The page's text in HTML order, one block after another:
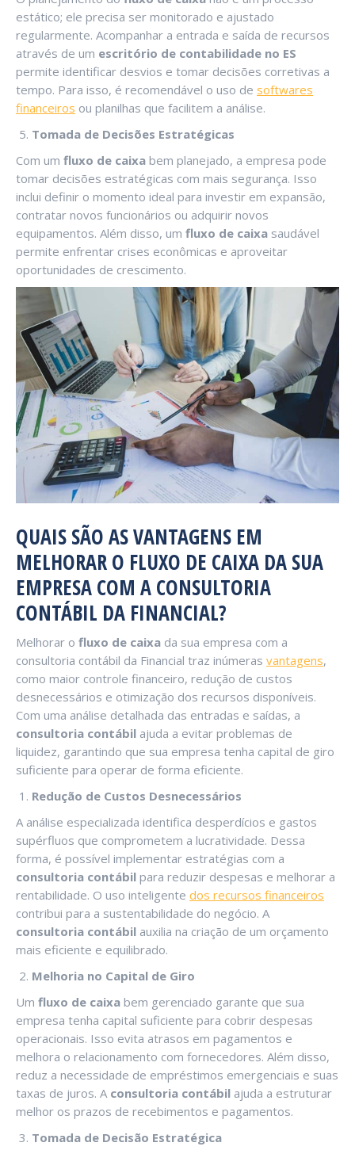
estático; ele precisa ser monitorado e ajustado
regularmente. Acompanhar a entrada e saída de recursos
através de um escritório de contabilidade no ES
permite identificar desvios e tomar decisões corretivas a
tempo. Para isso, é recomendável o uso de softwares
financeiros ou planilhas que facilitem a análise.
Tomada de Decisões Estratégicas
Com um fluxo de caixa bem planejado, a empresa pode
tomar decisões estratégicas com mais segurança. Isso
inclui definir o momento ideal para investir em expansão,
contratar novos funcionários ou adquirir novos
equipamentos. Além disso, um fluxo de caixa saudável
permite enfrentar crises econômicas e aproveitar
oportunidades de crescimento.
QUAIS SÃO AS VANTAGENS EM
MELHORAR O FLUXO DE CAIXA DA SUA
EMPRESA COM A CONSULTORIA
CONTÁBIL DA FINANCIAL?
Melhorar o fluxo de caixa da sua empresa com a
consultoria contábil da Financial traz inúmeras vantagens,
como maior controle financeiro, redução de custos
desnecessários e otimização dos recursos disponíveis.
Com uma análise detalhada das entradas e saídas, a
consultoria contábil ajuda a evitar problemas de
liquidez, garantindo que sua empresa tenha capital de giro
suficiente para operar de forma eficiente.
Redução de Custos Desnecessários
A análise especializada identifica desperdícios e gastos
supérfluos que comprometem a lucratividade. Dessa
forma, é possível implementar estratégias com a
consultoria contábil para reduzir despesas e melhorar a
rentabilidade. O uso inteligente dos recursos financeiros
contribui para a sustentabilidade do negócio. A
consultoria contábil auxilia na criação de um orçamento
mais eficiente e equilibrado.
Melhoria no Capital de Giro
Um fluxo de caixa bem gerenciado garante que sua
empresa tenha capital suficiente para cobrir despesas
operacionais. Isso evita atrasos em pagamentos e
melhora o relacionamento com fornecedores. Além disso,
reduz a necessidade de empréstimos emergenciais e suas
taxas de juros. A consultoria contábil ajuda a estruturar
melhor os prazos de recebimentos e pagamentos.
Tomada de Decisão Estratégica